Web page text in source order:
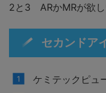
2と3 ARかMRが欲し
セカンドア
ケミテックピュ